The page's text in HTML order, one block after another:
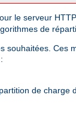
le serveur
de
Ces
de charge